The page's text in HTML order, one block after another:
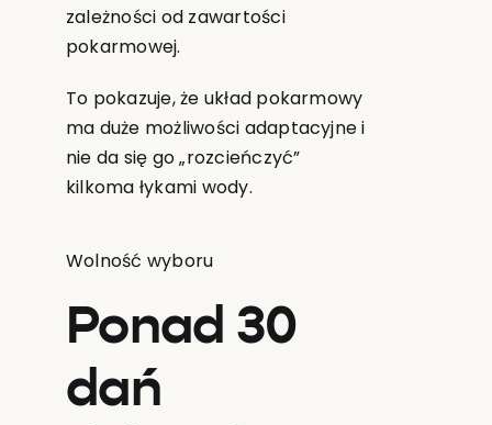
zależności od zawartości
pokarmowej.
To pokazuje, że układ pokarmowy
ma duże możliwości adaptacyjne i
nie da się go „rozcieńczyć”
kilkoma łykami wody.
Wolność wyboru
Ponad 30
dań